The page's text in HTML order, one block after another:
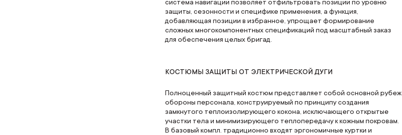
система навигации позволяет отфильтровать позиции по уровню
защиты, сезонности и специфике применения, а функция,
добавляющая позиции в избранное, упрощает формирование
сложных многокомпонентных спецификаций под масштабный заказ
для обеспечения целых бригад.
КОСТЮМЫ ЗАЩИТЫ ОТ ЭЛЕКТРИЧЕСКОЙ ДУГИ
Полноценный защитный костюм представляет собой основной рубеж
обороны персонала, конструируемый по принципу создания
замкнутого теплоизолирующего кокона, исключающего открытые
участки тела и минимизирующего теплопередачу к кожным покровам.
В базовый компл. традиционно входят эргономичные куртки и